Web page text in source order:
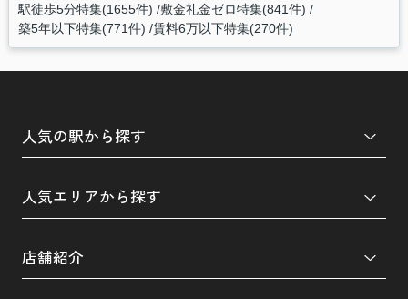
駅徒歩5分特集(1655件) 敷金礼金ゼロ特集(841件)
築5年以下特集(771件) 賃料6万以下特集(270件)
人気の駅から探す
人気エリアから探す
店舗紹介